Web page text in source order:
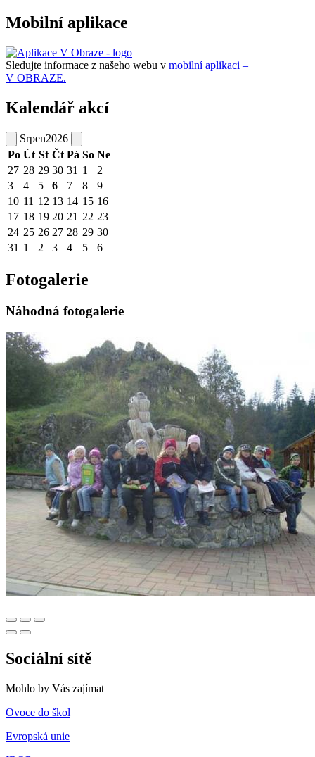
Mobilní aplikace
Sledujte informace z našeho webu v mobilní aplikaci –
V OBRAZE.
Kalendář akcí
Srpen2026
Po Út St Čt Pá So Ne
27 28 29 30 31 1
2
3
4 5 6 7 8
9
10 11 12 13 14 15 16
17 18 19 20 21 22 23
24 25 26 27 28 29 30
31 1 2 3 4 5 6
Fotogalerie
Náhodná fotogalerie
Sociální sítě
Mohlo by Vás zajímat
Ovoce do škol
Evropská unie